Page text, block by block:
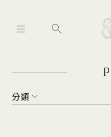
P
分類